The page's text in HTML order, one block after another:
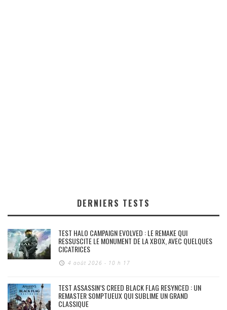
DERNIERS TESTS
TEST HALO CAMPAIGN EVOLVED : LE REMAKE QUI
RESSUSCITE LE MONUMENT DE LA XBOX, AVEC QUELQUES
CICATRICES
4 août 2026 - 10 h 17
TEST ASSASSIN’S CREED BLACK FLAG RESYNCED : UN
REMASTER SOMPTUEUX QUI SUBLIME UN GRAND
CLASSIQUE